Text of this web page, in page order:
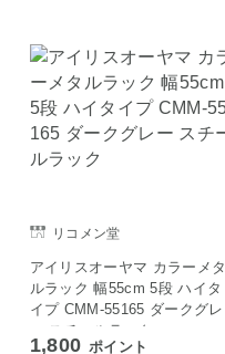
リコメン堂
アイリスオーヤマ カラーメタ
ルラック 幅55cm 5段 ハイタ
イプ CMM-55165 ダークグレ
ー スチールラック
1,800 ポイント